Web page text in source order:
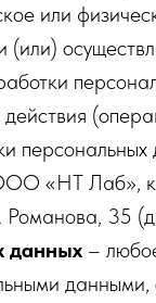
или
«НТ Лаб»,
Романова, 35
данных –